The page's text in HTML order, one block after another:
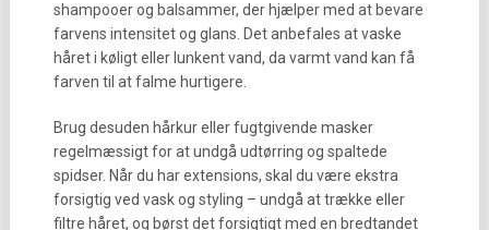
shampooer og balsammer, der hjælper med at bevare
farvens intensitet og glans. Det anbefales at vaske
håret i køligt eller lunkent vand, da varmt vand kan få
farven til at falme hurtigere.
Brug desuden hårkur eller fugtgivende masker
regelmæssigt for at undgå udtørring og spaltede
spidser. Når du har extensions, skal du være ekstra
forsigtig ved vask og styling – undgå at trække eller
filtre håret, og børst det forsigtigt med en bredtandet